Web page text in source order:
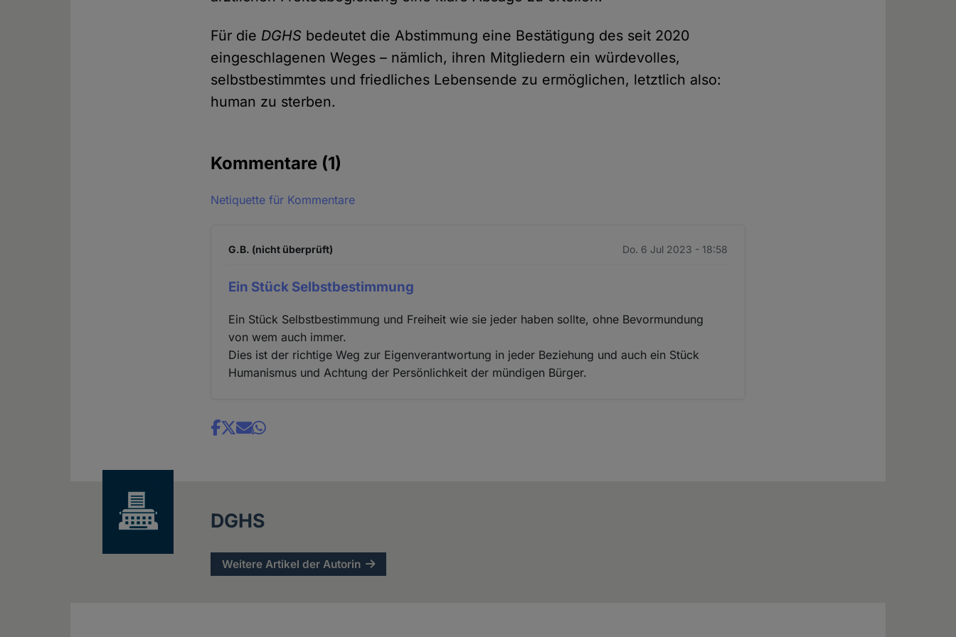
Für die DGHS bedeutet die Abstimmung eine Bestätigung des seit 2020
eingeschlagenen Weges – nämlich, ihren Mitgliedern ein würdevolles,
selbstbestimmtes und friedliches Lebensende zu ermöglichen, letztlich also:
human zu sterben.
Kommentare (1)
Netiquette für Kommentare
G.B. (nicht überprüft) Do. 6 Jul 2023 - 18:58
Ein Stück Selbstbestimmung
Ein Stück Selbstbestimmung und Freiheit wie sie jeder haben sollte, ohne Bevormundung
von wem auch immer.
Dies ist der richtige Weg zur Eigenverantwortung in jeder Beziehung und auch ein Stück
Humanismus und Achtung der Persönlichkeit der mündigen Bürger.
Share
DGHS
Weitere Artikel der Autorin